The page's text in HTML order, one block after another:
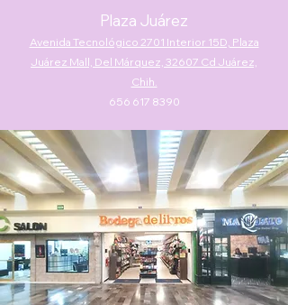
Plaza Juárez
Avenida Tecnológico 2701 Interior 15D, Plaza
Juárez Mall, Del Márquez, 32607 Cd Juárez,
Chih.
656 617 8390